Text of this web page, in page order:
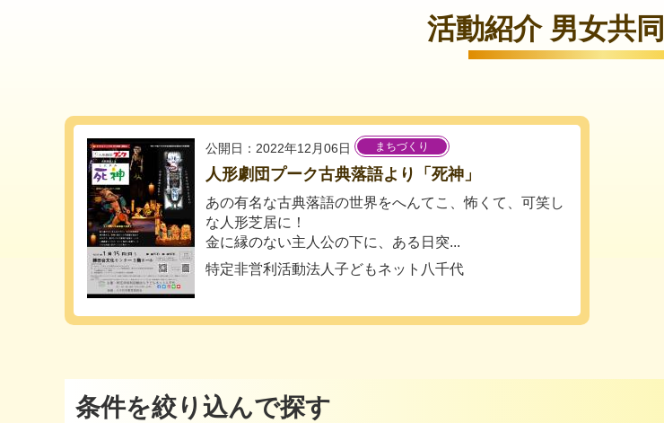
活動紹介 男女共
公開日：2022年12月06日 まちづくり
人形劇団プーク古典落語より「死神」
あの有名な古典落語の世界をへんてこ、怖くて、可笑し
な人形芝居に！
金に縁のない主人公の下に、ある日突...
特定非営利活動法人子どもネット八千代
条件を絞り込んで探す